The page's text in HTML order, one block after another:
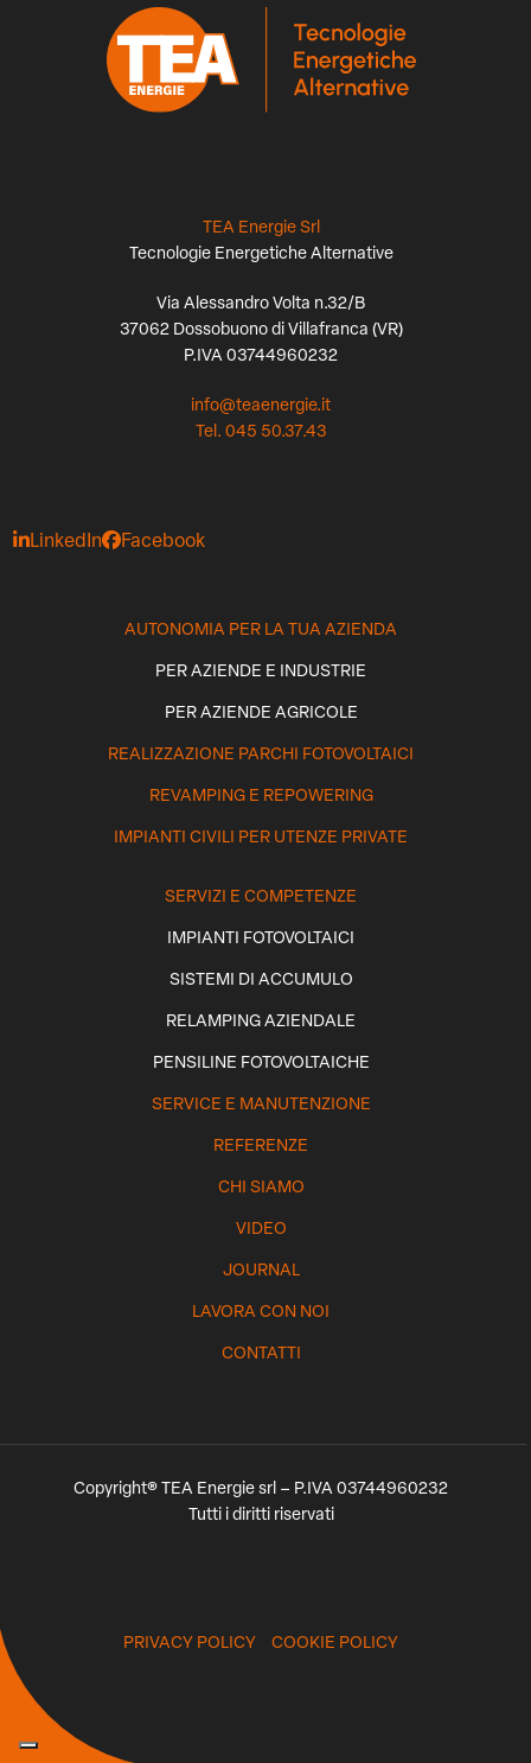
TEA Energie Srl
Tecnologie Energetiche Alternative
Via Alessandro Volta n.32/B
37062 Dossobuono di Villafranca (VR)
P.IVA 03744960232
info@teaenergie.it
Tel. 045 50.37.43
LinkedIn Facebook
AUTONOMIA PER LA TUA AZIENDA
PER AZIENDE E INDUSTRIE
PER AZIENDE AGRICOLE
REALIZZAZIONE PARCHI FOTOVOLTAICI
REVAMPING E REPOWERING
IMPIANTI CIVILI PER UTENZE PRIVATE
SERVIZI E COMPETENZE
IMPIANTI FOTOVOLTAICI
SISTEMI DI ACCUMULO
RELAMPING AZIENDALE
PENSILINE FOTOVOLTAICHE
SERVICE E MANUTENZIONE
REFERENZE
CHI SIAMO
VIDEO
JOURNAL
LAVORA CON NOI
CONTATTI
Copyright® TEA Energie srl – P.IVA 03744960232
Tutti i diritti riservati
PRIVACY POLICY COOKIE POLICY